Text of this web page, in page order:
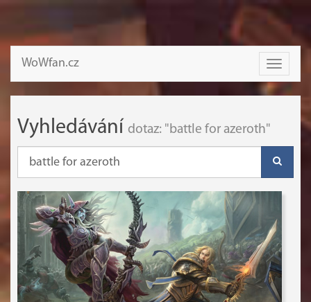
Toggle
WoWfan.cz
Vyhledávání dotaz: "battle for azeroth"